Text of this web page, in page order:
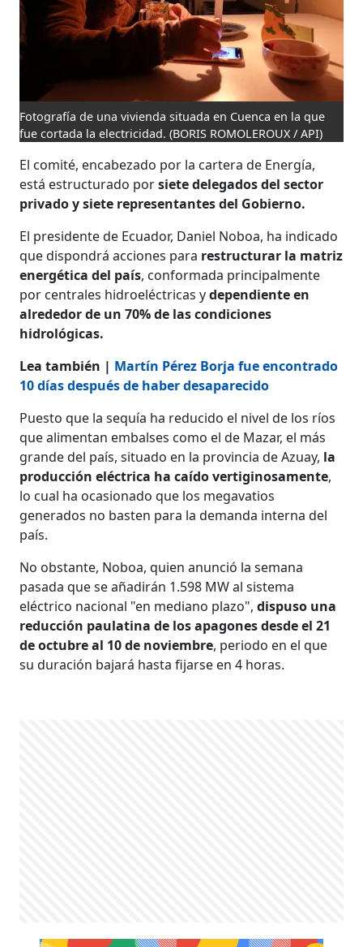
Fotografía de una vivienda situada en Cuenca en la que
fue cortada la electricidad. (BORIS ROMOLEROUX / API)
El comité, encabezado por la cartera de Energía,
está estructurado porsiete delegados del sector
privado y siete representantes del Gobierno.
El presidente de Ecuador, Daniel Noboa, ha indicado
que dispondrá acciones para restructurar la matriz
energética del país, conformada principalmente
por centrales hidroeléctricas ydependiente en
alrededor de un 70% de las condiciones
hidrológicas.
Lea también | Martín Pérez Borja fue encontrado
10 días después de haber desaparecido
Puesto que la sequía ha reducido el nivel de los ríos
que alimentan embalses como el de Mazar, el más
grande del país, situado en la provincia de Azuay, la
producción eléctrica ha caído vertiginosamente,
lo cual ha ocasionado que los megavatios
generados no basten para la demanda interna del
país.
No obstante, Noboa, quien anunció la semana
pasada que se añadirán 1.598 MW al sistema
eléctrico nacional "en mediano plazo", dispuso una
reducción paulatina de los apagones desde el 21
de octubre al 10 de noviembre, periodo en el que
su duración bajará hasta fijarse en 4 horas.